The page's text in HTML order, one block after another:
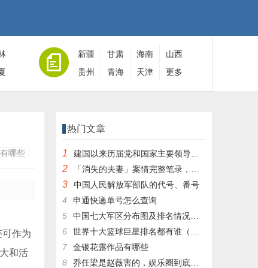
新疆 甘肃 海南
山西
贵州
青海 天津 更多
有哪些
作为
和活
热门文章
1 建国以来历届党和国家主要领导人全名单
2 「消失的夫妻」案情完整笔录，凶手灭绝人性！|杀人狂魔004
3
中国人民解放军部队的代号、番号
4
申通快递单号怎么查询
5
中国七大军区分布图及排名情况详细解读！
6
世界十大篮球巨星排名都有谁（篮球排行榜前十名）
7
金银花露作品有哪些
8
乔任梁是赵薇害的，娱乐圈到底有多乱，昔日往事一件一件都被扒出，你是怎么